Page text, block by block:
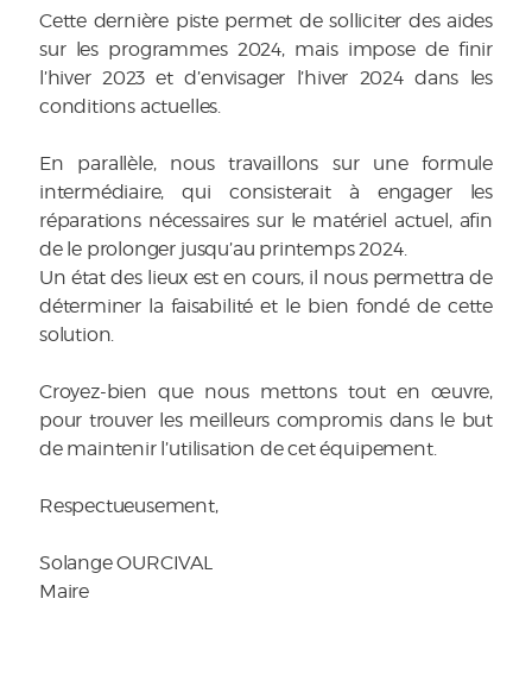
Cette dernière piste permet de solliciter des aides
sur les programmes 2024, mais impose de finir
l’hiver 2023 et d’envisager l’hiver 2024 dans les
conditions actuelles.
En parallèle, nous travaillons sur une formule
intermédiaire, qui consisterait à engager les
réparations nécessaires sur le matériel actuel, afin
de le prolonger jusqu’au printemps 2024.
Un état des lieux est en cours, il nous permettra de
déterminer la faisabilité et le bien fondé de cette
solution.
Croyez-bien que nous mettons tout en œuvre,
pour trouver les meilleurs compromis dans le but
de maintenir l’utilisation de cet équipement.
Respectueusement,
Solange OURCIVAL
Maire